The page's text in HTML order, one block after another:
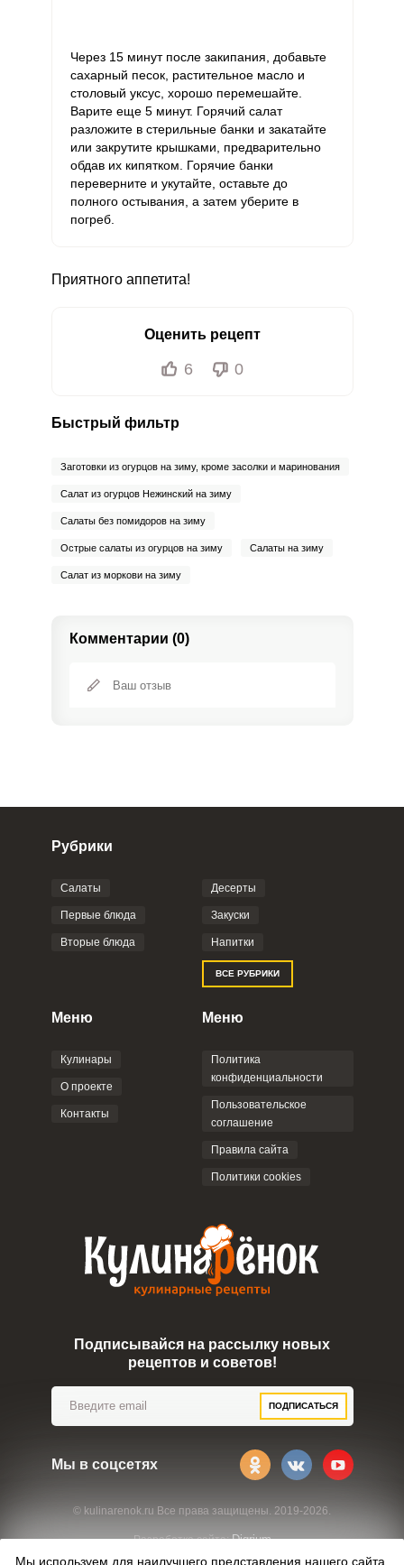
Через 15 минут после закипания, добавьте
сахарный песок, растительное масло и
столовый уксус, хорошо перемешайте.
Варите еще 5 минут. Горячий салат
разложите в стерильные банки и закатайте
или закрутите крышками, предварительно
обдав их кипятком. Горячие банки
переверните и укутайте, оставьте до
полного остывания, а затем уберите в
погреб.
Приятного аппетита!
Оценить рецепт
6 0
Быстрый фильтр
Заготовки из огурцов на зиму, кроме засолки и маринования
Салат из огурцов Нежинский на зиму
Салаты без помидоров на зиму
Острые салаты из огурцов на зиму Салаты на зиму
Салат из моркови на зиму
Комментарии (0)
Фото до 4 шт, до 5 mb
Отправляя эту форму, вы соглашаетесь с
Политикой
Пользовательским
соглашением
© kulinarenok.ru Все права защищены. 2019-2026.
Разработка сайта:Digrium
Рубрики
Салаты
Первые блюда
Вторые блюда
Десерты
Закуски
Напитки
ВСЕ РУБРИКИ
Меню
Кулинары
О проекте
Контакты
Меню
Политика
конфиденциальности
Пользовательское
соглашение
Правила сайта
Политики cookies
Подписывайся на рассылку новых
рецептов и советов!
ПОДПИСАТЬСЯ
Мы в соцсетях
Мы используем для наилучшего представления нашего сайта.